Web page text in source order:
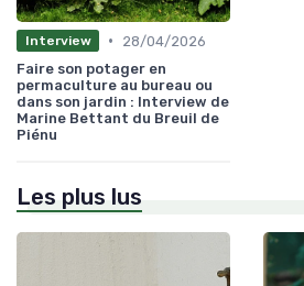
Interview •
28/04/2026
Faire son potager en
permaculture au bureau ou
dans son jardin : Interview de
Marine Bettant du Breuil de
Piénu
Les plus lus